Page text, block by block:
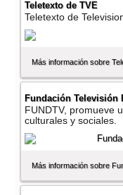
Teletexto de TVE
Teletexto de
Más información sobre
Fundación Televisión
FUNDTV, promueve
culturales y sociales.
Más información sobre